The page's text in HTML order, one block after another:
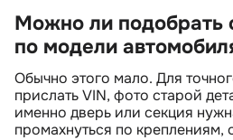
Можно ли подобрать
по модели
Обычно этого мало. Для
прислать VIN, фото старой
именно дверь или секция
промахнуться по креплениям,